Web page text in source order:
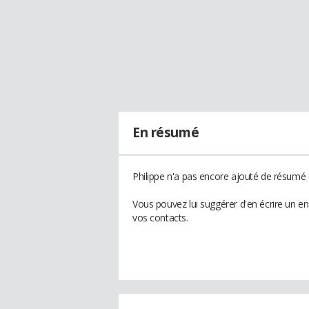
En résumé
Philippe n'a pas encore ajouté de résumé
Vous pouvez lui suggérer d'en écrire un
vos contacts.